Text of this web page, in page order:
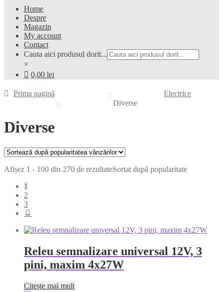
Home
Despre
Magazin
My account
Contact
Cauta aici produsul dorit...
×
0,00 lei
Prima pagină
Electrice
Diverse
Diverse
Afișez 1 - 100 din 270 de rezultateSortat după popularitate
1
2
3
→
Releu semnalizare universal 12V, 3
pini, maxim 4x27W
Citește mai mult